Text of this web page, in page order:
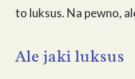
to luksus. Na pewno,
Ale jaki luksus